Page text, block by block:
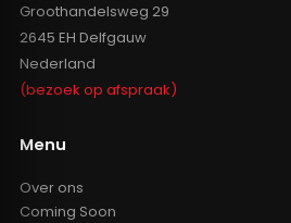
Groothandelsweg 29
2645 EH Delfgauw
Nederland
(bezoek op afspraak)
Menu
Over ons
Coming Soon